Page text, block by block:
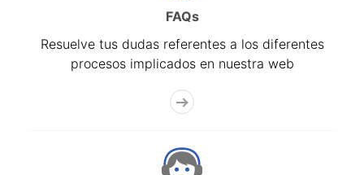
FAQs
Resuelve tus dudas referentes a los diferentes
procesos implicados en nuestra web